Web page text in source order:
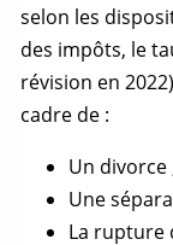
selon les
des impôts, le
révision en
cadre de :
Un divorce
Une
La rupture